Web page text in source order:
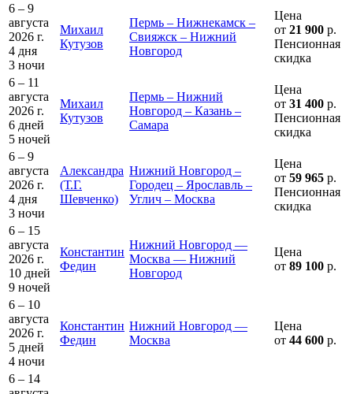
6 – 9
августа
2026 г.
4 дня
3 ночи
Михаил
Кутузов
Пермь – Нижнекамск –
Свияжск – Нижний
Новгород
Цена
от 21 900 р.
Пенсионная
скидка
6 – 11
августа
2026 г.
6 дней
5 ночей
Михаил
Кутузов
Пермь – Нижний
Новгород – Казань –
Самара
Цена
от 31 400 р.
Пенсионная
скидка
6 – 9
августа
2026 г.
4 дня
3 ночи
Александра
(Т.Г.
Шевченко)
Нижний Новгород –
Городец – Ярославль –
Углич – Москва
Цена
от 59 965 р.
Пенсионная
скидка
6 – 15
августа
2026 г.
10 дней
9 ночей
Константин
Федин
Нижний Новгород —
Москва — Нижний
Новгород
Цена
от 89 100 р.
6 – 10
августа
2026 г.
5 дней
4 ночи
Константин
Федин
Нижний Новгород —
Москва
Цена
от 44 600 р.
6 – 14